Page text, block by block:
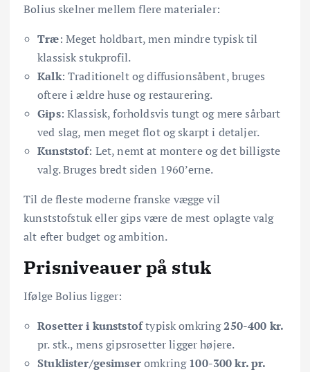
Bolius skelner mellem flere materialer:
Træ: Meget holdbart, men mindre typisk til
klassisk stukprofil.
Kalk: Traditionelt og diffusionsåbent, bruges
oftere i ældre huse og restaurering.
Gips: Klassisk, forholdsvis tungt og mere sårbart
ved slag, men meget flot og skarpt i detaljer.
Kunststof: Let, nemt at montere og det billigste
valg. Bruges bredt siden 1960’erne.
Til de fleste moderne franske vægge vil
kunststofstuk eller gips være de mest oplagte valg
alt efter budget og ambition.
Prisniveauer på stuk
Ifølge Bolius ligger:
Rosetter i kunststoftypisk omkring250-400 kr.
pr. stk., mens gipsrosetter ligger højere.
Stuklister/gesimseromkring100-300 kr. pr.